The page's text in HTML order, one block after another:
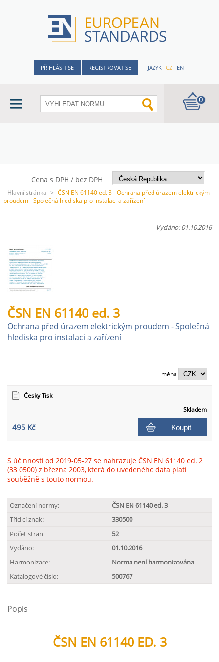
PŘIHLÁSIT SE REGISTROVAT SE JAZYK CZ EN
0
Cena s DPH / bez DPH
Hlavní stránka > ČSN EN 61140 ed. 3 - Ochrana před úrazem elektrickým
proudem - Společná hlediska pro instalaci a zařízení
Vydáno: 01.10.2016
ČSN EN 61140 ed. 3
Ochrana před úrazem elektrickým proudem - Společná
hlediska pro instalaci a zařízení
měna
Česky Tisk
Skladem
495 Kč Koupit
S účinností od 2019-05-27 se nahrazuje ČSN EN 61140 ed. 2
(33 0500) z března 2003, která do uvedeného data platí
souběžně s touto normou.
Označení normy:
ČSN EN 61140 ed. 3
Třídící znak:
330500
Počet stran:
52
Vydáno:
01.10.2016
Harmonizace:
Norma není harmonizována
Katalogové číslo:
500767
Popis
ČSN EN 61140 ED. 3